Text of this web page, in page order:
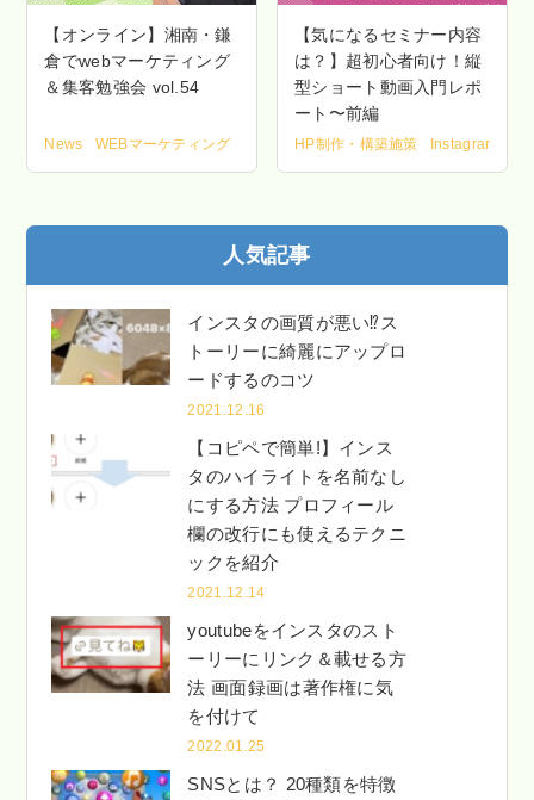
【オンライン】湘南・鎌
倉でwebマーケティング
＆集客勉強会 vol.54
News WEBマーケティング 新着情報 講座・セミナー情報
【気になるセミナー内容
は？】超初心者向け！縦
型ショート動画入門レポ
ート〜前編
HP制作・構築施策 Instagram広告
人気記事
インスタの画質が悪い⁉ス
トーリーに綺麗にアップロ
ードするのコツ
2021.12.16
【コピペで簡単!】インス
タのハイライトを名前なし
にする方法 プロフィール
欄の改行にも使えるテクニ
ックを紹介
2021.12.14
youtubeをインスタのスト
ーリーにリンク＆載せる方
法 画面録画は著作権に気
を付けて
2022.01.25
SNSとは？ 20種類を特徴